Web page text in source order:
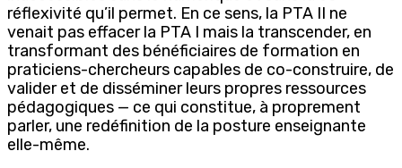
réflexivité qu’il permet. En ce sens, la PTA II ne
venait pas effacer la PTA I mais la transcender, en
transformant des bénéficiaires de formation en
praticiens-chercheurs capables de co-construire, de
valider et de disséminer leurs propres ressources
pédagogiques — ce qui constitue, à proprement
parler, une redéfinition de la posture enseignante
elle-même.